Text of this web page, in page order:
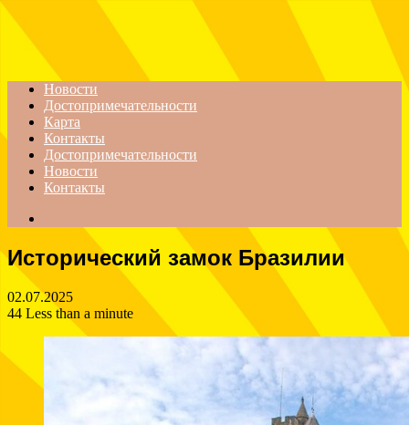
Menu
Новости
Достопримечательности
Карта
Контакты
Достопримечательности
Новости
Контакты
Исторический замок Бразилии
02.07.2025
44 Less than a minute